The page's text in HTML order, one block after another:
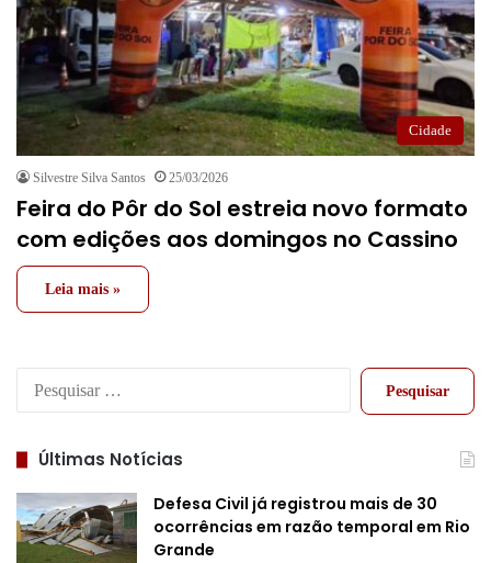
Cidade
Silvestre Silva Santos 25/03/2026
Feira do Pôr do Sol estreia novo formato
com edições aos domingos no Cassino
Leia mais »
Pesquisar
Últimas Notícias
Defesa Civil já registrou mais de 30
ocorrências em razão temporal em Rio
Grande